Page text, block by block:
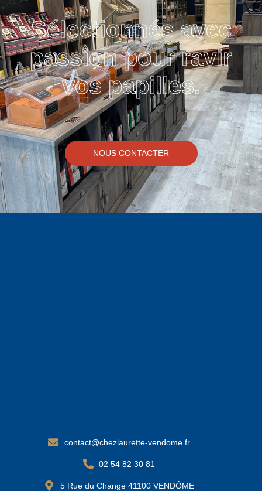
Sélectionnés avec
passion pour ravir
vos papilles.
NOUS CONTACTER
contact@chezlaurette-vendome.fr
02 54 82 30 81
5 Rue du Change 41100 VENDÔME